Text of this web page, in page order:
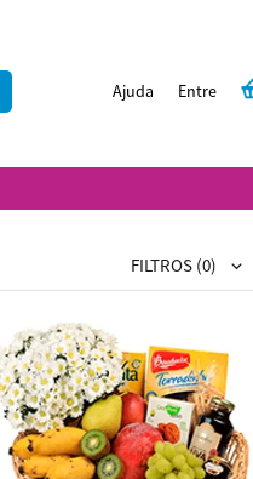
Entre
Ajuda
FILTROS (0)